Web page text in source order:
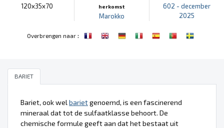
120x35x70
herkomst
Marokko
602 - december
2025
Overbrengen naar:
BARIET
Bariet, ook wel barietgenoemd, is een fascinerend
mineraal dat tot de sulfaatklasse behoort. De
chemische formule geeft aan dat het bestaat uit